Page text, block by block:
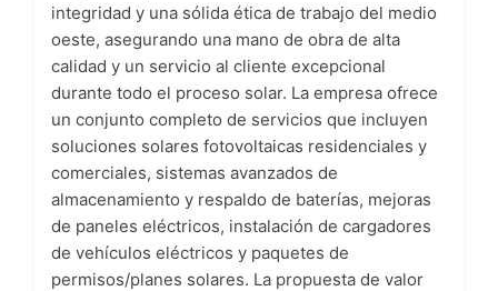
integridad y una sólida ética de trabajo del medio
oeste, asegurando una mano de obra de alta
calidad y un servicio al cliente excepcional
durante todo el proceso solar. La empresa ofrece
un conjunto completo de servicios que incluyen
soluciones solares fotovoltaicas residenciales y
comerciales, sistemas avanzados de
almacenamiento y respaldo de baterías, mejoras
de paneles eléctricos, instalación de cargadores
de vehículos eléctricos y paquetes de
permisos/planes solares. La propuesta de valor